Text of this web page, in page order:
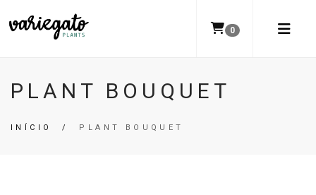
0
PLANT BOUQUET
INÍCIO / PLANT BOUQUET